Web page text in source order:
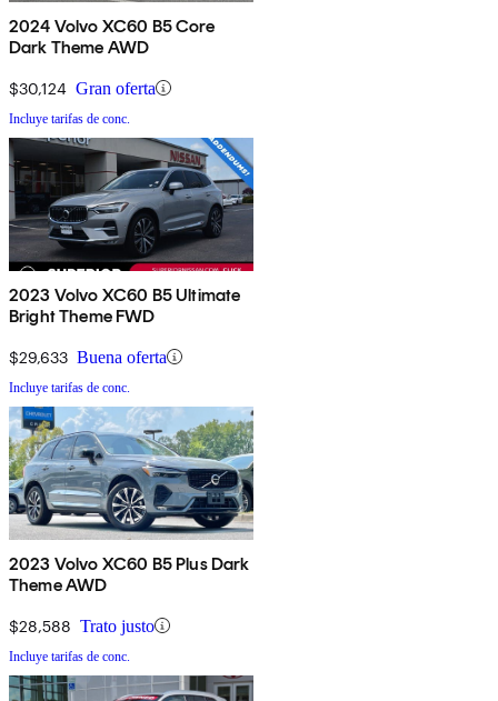
2024 Volvo XC60 B5 Core
Dark Theme AWD
$30,124 Gran oferta
Incluye tarifas de conc.
2023 Volvo XC60 B5 Ultimate
Bright Theme FWD
$29,633 Buena oferta
Incluye tarifas de conc.
2023 Volvo XC60 B5 Plus Dark
Theme AWD
$28,588 Trato justo
Incluye tarifas de conc.